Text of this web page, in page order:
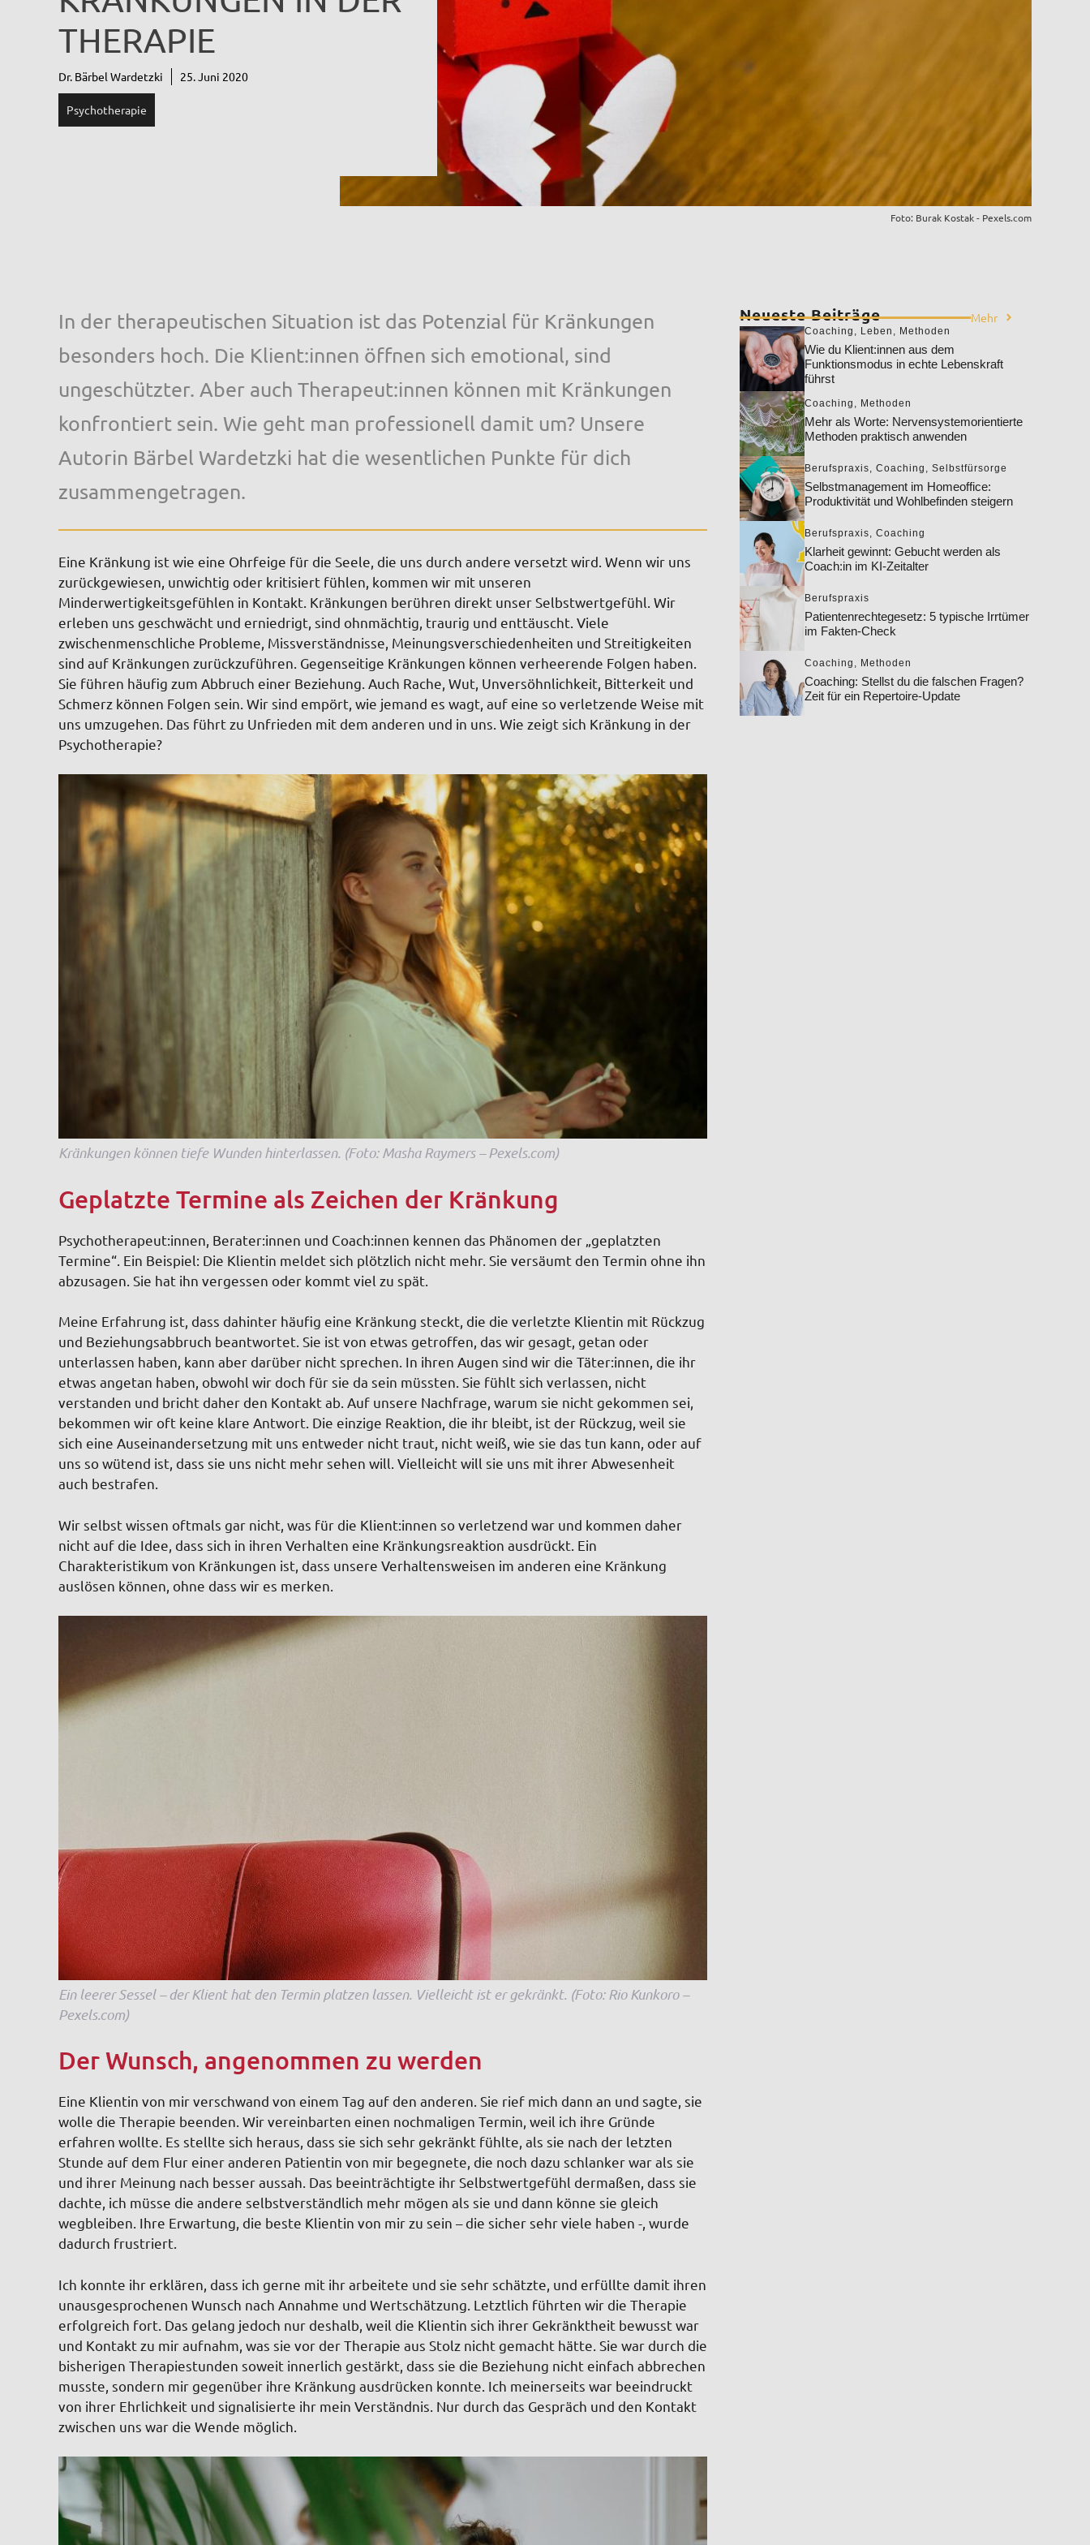
THERAPIE
Dr. Bärbel Wardetzki 25. Juni 2020
Psychotherapie
Foto: Burak Kostak - Pexels.com
In der therapeutischen Situation ist das Potenzial für Kränkungen
besonders hoch. Die Klient:innen öffnen sich emotional, sind
ungeschützter. Aber auch Therapeut:innen können mit Kränkungen
konfrontiert sein. Wie geht man professionell damit um? Unsere
Autorin Bärbel Wardetzki hat die wesentlichen Punkte für dich
zusammengetragen.
Eine Kränkung ist wie eine Ohrfeige für die Seele, die uns durch andere versetzt wird. Wenn wir uns
zurückgewiesen, unwichtig oder kritisiert fühlen, kommen wir mit unseren
Minderwertigkeitsgefühlen in Kontakt. Kränkungen berühren direkt unser Selbstwertgefühl. Wir
erleben uns geschwächt und erniedrigt, sind ohnmächtig, traurig und enttäuscht. Viele
zwischenmenschliche Probleme, Missverständnisse, Meinungsverschieden­heiten und Streitigkeiten
sind auf Kränkungen zurückzuführen. Gegenseitige Kränkungen können verheerende Folgen haben.
Sie führen häufig zum Abbruch einer Beziehung. Auch Rache, Wut, Unversöhnlichkeit, Bitterkeit und
Schmerz können Folgen sein. Wir sind empört, wie jemand es wagt, auf eine so verletzende Weise mit
uns umzugehen. Das führt zu Unfrieden mit dem anderen und in uns. Wie zeigt sich Kränkung in der
Psychotherapie?
Kränkungen können tiefe Wunden hinterlassen. (Foto: Masha Raymers – Pexels.com)
Geplatzte Termine als Zeichen der Kränkung
Psychotherapeut:innen, Berater:innen und Coach:innen kennen das Phänomen der „geplatzten
Termine“. Ein Beispiel: Die Klientin meldet sich plötzlich nicht mehr. Sie versäumt den Termin ohne ihn
abzusagen. Sie hat ihn vergessen oder kommt viel zu spät.
Meine Erfahrung ist, dass dahinter häufig eine Kränkung steckt, die die verletzte Klientin mit Rückzug
und Beziehungsabbruch beantwortet. Sie ist von etwas getroffen, das wir gesagt, getan oder
unterlassen haben, kann aber darüber nicht sprechen. In ihren Augen sind wir die Täter:innen, die ihr
etwas angetan haben, obwohl wir doch für sie da sein müssten. Sie fühlt sich verlassen, nicht
verstanden und bricht daher den Kontakt ab. Auf unsere Nachfrage, warum sie nicht gekommen sei,
bekommen wir oft keine klare Antwort. Die einzige Reaktion, die ihr bleibt, ist der Rückzug, weil sie
sich eine Auseinandersetzung mit uns entweder nicht traut, nicht weiß, wie sie das tun kann, oder auf
uns so wütend ist, dass sie uns nicht mehr sehen will. Vielleicht will sie uns mit ihrer Abwesenheit
auch bestrafen.
Wir selbst wissen oftmals gar nicht, was für die Klient:innen so verletzend war und kommen daher
nicht auf die Idee, dass sich in ihren Verhalten eine Kränkungsreaktion ausdrückt. Ein
Charakteristikum von Kränkungen ist, dass unsere Verhaltensweisen im anderen eine Kränkung
auslösen können, ohne dass wir es merken.
Ein leerer Sessel – der Klient hat den Termin platzen lassen. Vielleicht ist er gekränkt. (Foto: Rio Kunkoro –
Pexels.com)
Der Wunsch, angenommen zu werden
Eine Klientin von mir verschwand von einem Tag auf den anderen. Sie rief mich dann an und sagte, sie
wolle die Therapie beenden. Wir vereinbarten einen nochmaligen Termin, weil ich ihre Gründe
erfahren wollte. Es stellte sich heraus, dass sie sich sehr gekränkt fühlte, als sie nach der letzten
Stunde auf dem Flur einer anderen Patientin von mir begegnete, die noch dazu schlanker war als sie
und ihrer Meinung nach besser aussah. Das beeinträchtigte ihr Selbstwertgefühl dermaßen, dass sie
dachte, ich müsse die andere selbstverständlich mehr mögen als sie und dann könne sie gleich
wegbleiben. Ihre Erwartung, die beste Klientin von mir zu sein – die sicher sehr viele haben -, wurde
dadurch frustriert.
Ich konnte ihr erklären, dass ich gerne mit ihr arbeitete und sie sehr schätzte, und erfüllte damit ihren
unausgesprochenen Wunsch nach Annahme und Wertschätzung. Letztlich führten wir die Therapie
erfolgreich fort. Das gelang jedoch nur deshalb, weil die Klientin sich ihrer Gekränktheit bewusst war
und Kontakt zu mir aufnahm, was sie vor der Therapie aus Stolz nicht gemacht hätte. Sie war durch die
bisherigen Therapiestunden soweit innerlich gestärkt, dass sie die Beziehung nicht einfach abbrechen
musste, sondern mir gegenüber ihre Kränkung ausdrücken konnte. Ich meinerseits war beeindruckt
von ihrer Ehrlichkeit und signalisierte ihr mein Verständnis. Nur durch das Gespräch und den Kontakt
zwischen uns war die Wende möglich.
Neueste Beiträge Mehr
Coaching , Leben , Methoden
Wie du Klient:innen aus dem
Funktionsmodus in echte Lebenskraft
führst
Coaching , Methoden
Mehr als Worte: Nervensystemorientierte
Methoden praktisch anwenden
Berufspraxis, Coaching , Selbstfürsorge
Selbstmanagement im Homeoffice:
Produktivität und Wohlbefinden steigern
Berufspraxis, Coaching
Klarheit gewinnt: Gebucht werden als
Coach:in im KI-Zeitalter
Berufspraxis
Patientenrechtegesetz: 5 typische Irrtümer
im Fakten-Check
Coaching , Methoden
Coaching: Stellst du die falschen Fragen?
Zeit für ein Repertoire-Update